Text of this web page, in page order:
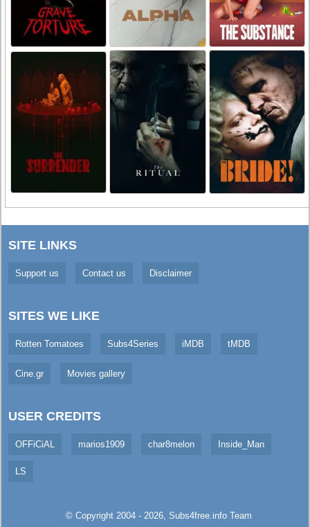
SITE LINKS
Support us Contact us Disclaimer
SITES WE LIKE
Rotten Tomatoes Subs4Series iMDB tMDB
Cine.gr Movies gallery
USER CREDITS
OFFiCiAL marios1909 char8melon Inside_Man
LS
© Copyright 2004 - 2026, Subs4free.infoTeam